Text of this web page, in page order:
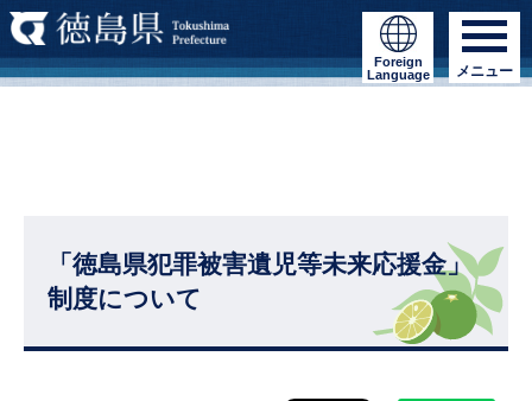
Foreign
Language
メニュー
「徳島県犯罪被害遺児等未来応援金」
制度について